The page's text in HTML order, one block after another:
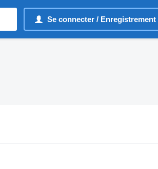
Se connecter / Enregistrement